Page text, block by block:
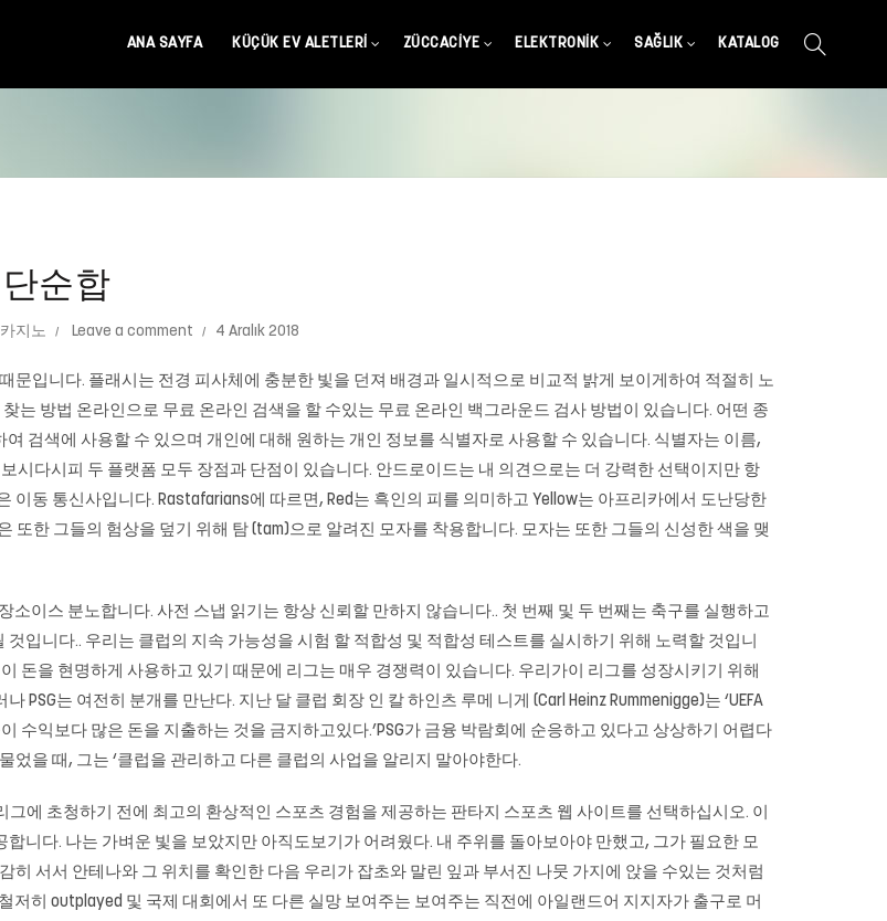
ANA SAYFA KÜÇÜK EV ALETLERI ZÜCCACIYE ELEKTRONIK SAĞLIK KATALOG
순합
지노 Leave a comment 4 Aralık 2018
문입니다. 플래시는 전경 피사체에 충분한 빛을 던져 배경과 일시적으로 비교적 밝게 보이게하여 적절히 노
는 방법 온라인으로 무료 온라인 검색을 할 수있는 무료 온라인 백그라운드 검사 방법이 있습니다. 어떤 종
검색에 사용할 수 있으며 개인에 대해 원하는 개인 정보를 식별자로 사용할 수 있습니다. 식별자는 이름,
시다시피 두 플랫폼 모두 장점과 단점이 있습니다. 안드로이드는 내 의견으로는 더 강력한 선택이지만 항
이동 통신사입니다. Rastafarians에 따르면, Red는 흑인의 피를 의미하고 Yellow는 아프리카에서 도난당한
또한 그들의 험상을 덮기 위해 탐 (tam)으로 알려진 모자를 착용합니다. 모자는 또한 그들의 신성한 색을 맺
이스 분노합니다. 사전 스냅 읽기는 항상 신뢰할 만하지 않습니다.. 첫 번째 및 두 번째는 축구를 실행하고
입니다.. 우리는 클럽의 지속 가능성을 시험 할 적합성 및 적합성 테스트를 실시하기 위해 노력할 것입니
돈을 현명하게 사용하고 있기 때문에 리그는 매우 경쟁력이 있습니다. 우리가이 리그를 성장시키기 위해
는 여전히 분개를 만난다. 지난 달 클럽 회장 인 칼 하인츠 루메 니게 (Carl Heinz Rummenigge)는 ‘UEFA
수익보다 많은 돈을 지출하는 것을 금지하고있다.’PSG가 금융 박람회에 순응하고 있다고 상상하기 어렵다
었을 때, 그는 ‘클럽을 관리하고 다른 클럽의 사업을 알리지 말아야한다.
에 초청하기 전에 최고의 환상적인 스포츠 경험을 제공하는 판타지 스포츠 웹 사이트를 선택하십시오. 이
니다. 나는 가벼운 빛을 보았지만 아직도보기가 어려웠다. 내 주위를 돌아보아야 만했고, 그가 필요한 모
히 서서 안테나와 그 위치를 확인한 다음 우리가 잡초와 말린 잎과 부서진 나뭇 가지에 앉을 수있는 것처럼
저히 outplayed 및 국제 대회에서 또 다른 실망 보여주는 보여주는 직전에 아일랜드어 지지자가 출구로 머